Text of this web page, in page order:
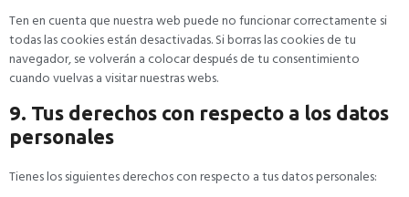
Ten en cuenta que nuestra web puede no funcionar correctamente si
todas las cookies están desactivadas. Si borras las cookies de tu
navegador, se volverán a colocar después de tu consentimiento
cuando vuelvas a visitar nuestras webs.
9. Tus derechos con respecto a los datos
personales
Tienes los siguientes derechos con respecto a tus datos personales: